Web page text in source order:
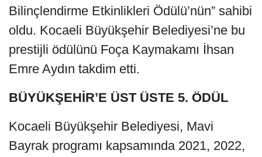
Bilinçlendirme Etkinlikleri Ödülü’nün” sahibi
oldu. Kocaeli Büyükşehir Belediyesi’ne bu
prestijli ödülünü Foça Kaymakamı İhsan
Emre Aydın takdim etti.
BÜYÜKŞEHİR’E ÜST ÜSTE 5. ÖDÜL
Kocaeli Büyükşehir Belediyesi, Mavi
Bayrak programı kapsamında 2021, 2022,